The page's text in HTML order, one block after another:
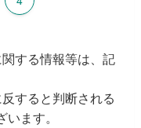
する情報等は、記
すると判断される
ます。